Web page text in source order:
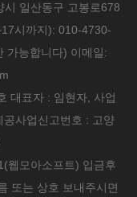
일산동구 고봉로678
시까지): 010-4730-
가능합니다) 이메일:
대표자 : 임현자, 사업
사업신고번호 : 고양
웹모아소프트) 입금후
또는 상호 보내주시면